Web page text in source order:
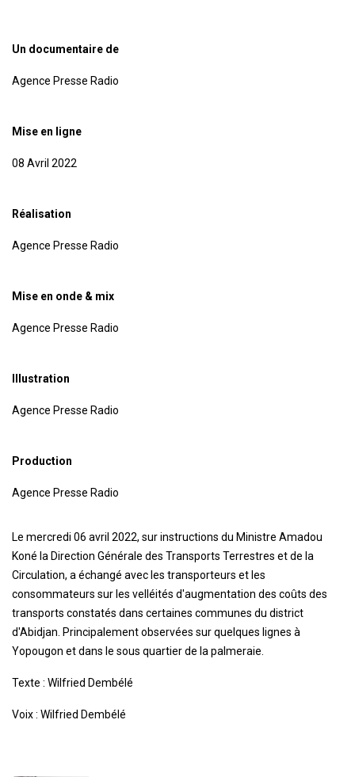
Un documentaire de
Agence Presse Radio
Mise en ligne
08 Avril 2022
Réalisation
Agence Presse Radio
Mise en onde & mix
Agence Presse Radio
Illustration
Agence Presse Radio
Production
Agence Presse Radio
Le mercredi 06 avril 2022, sur instructions du Ministre Amadou
Koné la Direction Générale des Transports Terrestres et de la
Circulation, a échangé avec les transporteurs et les
consommateurs sur les velléités d'augmentation des coûts des
transports constatés dans certaines communes du district
d'Abidjan. Principalement observées sur quelques lignes à
Yopougon et dans le sous quartier de la palmeraie.
Texte : Wilfried Dembélé
Voix : Wilfried Dembélé